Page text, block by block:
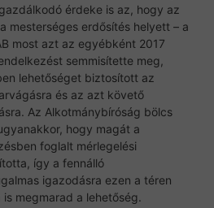
érdeke is az, hogy az
mesterséges erdősítés helyett – a
most azt az egyébként 2017
semmisítette meg,
lehetőséget biztosított az
és az azt követő
Az Alkotmánybíróság bölcs
hogy magát a
foglalt mérlegelési
így a fennálló
igazodásra ezen a téren
megmarad a lehetőség.